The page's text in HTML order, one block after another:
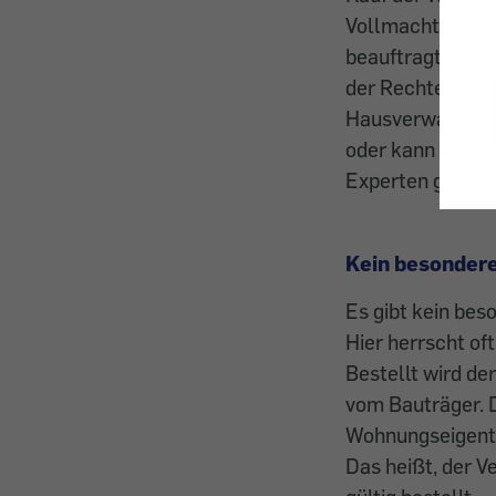
Vollmacht mit
beauftragt.
der Rechte und
oder kann sie
Experten geben
Kein
Es gibt kein
Hier herrscht
Bestellt wird
vom Bauträger.
Das heißt, der